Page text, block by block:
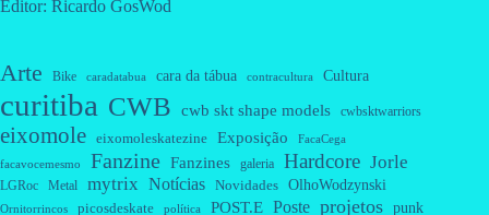
Editor: Ricardo GosWod
Arte Bike caradatabua cara da tábua contracultura Cultura
curitiba CWB cwb skt shape models cwbsktwarriors
eixomole eixomoleskatezine Exposição FacaCega
facavocemesmo Fanzine Fanzines galeria Hardcore Jorle
LGRoc Metal mytrix Notícias Novidades OlhoWodzynski
Ornitorrincos picosdeskate política POST.E Poste projetos punk